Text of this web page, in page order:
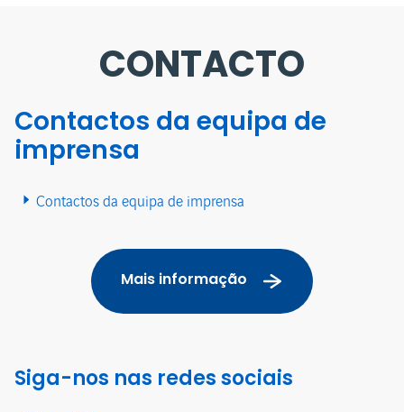
CONTACTO
Contactos da equipa de
imprensa
Contactos da equipa de imprensa
Mais informação
Siga-nos nas redes sociais